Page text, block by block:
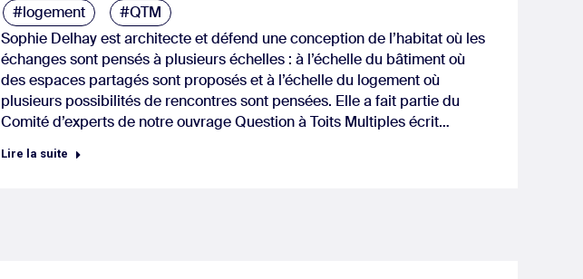
#logement
#QTM
Sophie Delhay est architecte et défend une conception de l’habitat où les
échanges sont pensés à plusieurs échelles : à l’échelle du bâtiment où
des espaces partagés sont proposés et à l’échelle du logement où
plusieurs possibilités de rencontres sont pensées. Elle a fait partie du
Comité d’experts de notre ouvrage Question à Toits Multiples écrit…
Lire la suite